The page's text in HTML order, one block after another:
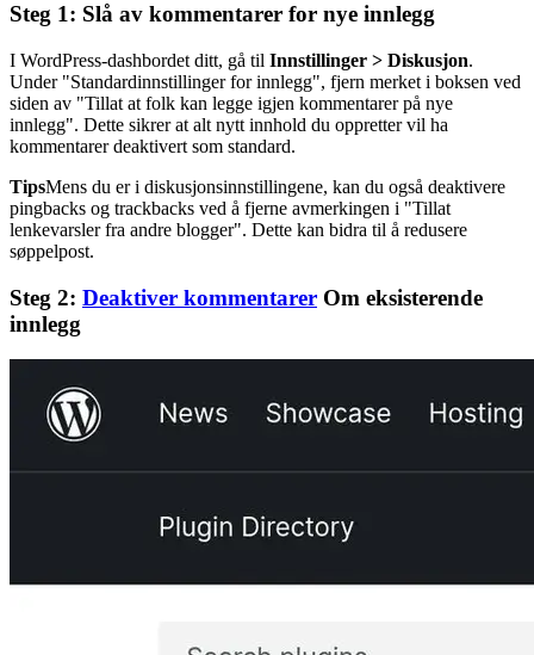
Steg 1: Slå av kommentarer for nye innlegg
I WordPress-dashbordet ditt, gå til Innstillinger > Diskusjon.
Under "Standardinnstillinger for innlegg", fjern merket i boksen ved
siden av "Tillat at folk kan legge igjen kommentarer på nye
innlegg". Dette sikrer at alt nytt innhold du oppretter vil ha
kommentarer deaktivert som standard.
TipsMens du er i diskusjonsinnstillingene, kan du også deaktivere
pingbacks og trackbacks ved å fjerne avmerkingen i "Tillat
lenkevarsler fra andre blogger". Dette kan bidra til å redusere
søppelpost.
Steg 2: Deaktiver kommentarer Om eksisterende
innlegg